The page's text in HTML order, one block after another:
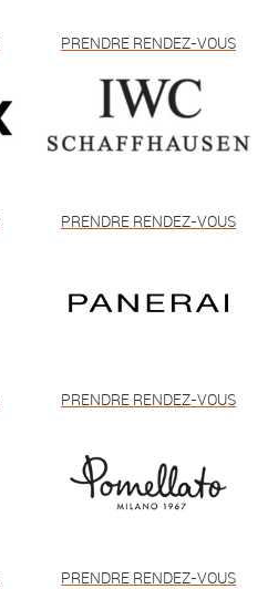
PRENDRE RENDEZ-VOUS
PRENDRE RENDEZ-VOUS
PRENDRE RENDEZ-VOUS
PRENDRE RENDEZ-VOUS